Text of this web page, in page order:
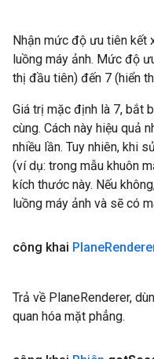
Nhận mức độ ưu tiên kết
luồng máy ảnh. Mức độ
thị đầu tiên) đến 7 (hiển
Giá trị mặc định là 7, bắt
cùng. Cách này hiệu quả
nhiều lần. Tuy nhiên, khi
(ví dụ: trong mẫu khuôn
kích thước này. Nếu
luồng máy ảnh và sẽ có
công khai Plane
Trả về PlaneRenderer,
quan hóa mặt phẳng.